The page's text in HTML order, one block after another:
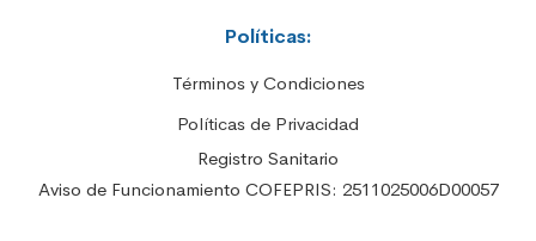
Políticas:
Términos y Condiciones
Políticas de Privacidad
Registro Sanitario
Aviso de Funcionamiento COFEPRIS: 2511025006D00057